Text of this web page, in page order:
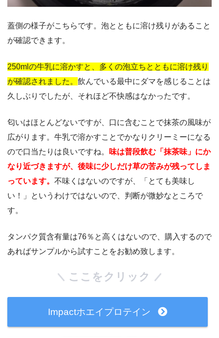
蓋側の様子がこちらです。泡とともに溶け残りがあること
が確認できます。
250mlの牛乳に溶かすと、多くの泡立ちとともに溶け残り
が確認されました。 飲んでいる最中にダマを感じることは
久しぶりでしたが、それほど不快感はなかったです。
匂いはほとんどないですが、口に含むことで抹茶の風味が
広がります。牛乳で溶かすことでかなりクリーミーになる
ので口当たりは良いですね。
味は普段飲む「抹茶味」にか
なり近づきますが、後味に少しだけ草の苦みが残ってしま
っています。 不味くはないのですが、「とても美味し
い！」というわけではないので、判断が微妙なところで
す。
タンパク質含有量は76％と高くはないので、購入するので
あればサンプルから試すことをお勧め致します。
ここをクリック
Impactホエイプロテイン